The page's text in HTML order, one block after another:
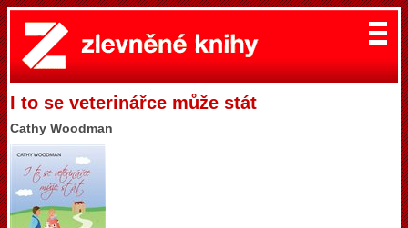
I to se veterinářce může stát
Cathy Woodman